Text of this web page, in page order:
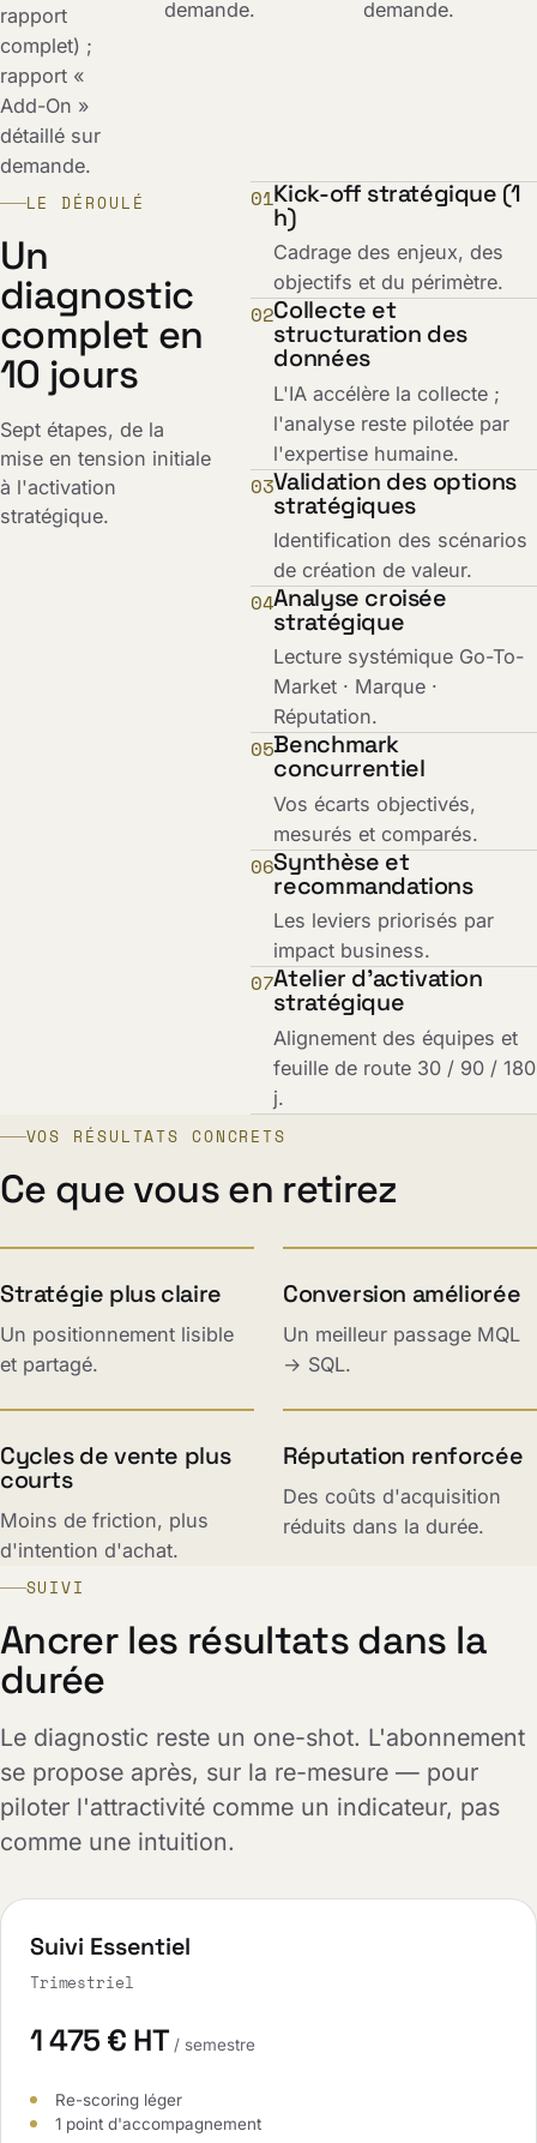
rapport
complet) ;
rapport «
Add-On »
détaillé sur
demande.
demande. demande.
LE DÉROULÉ
Un
diagnostic
complet en
10 jours
Sept étapes, de la
mise en tension initiale
à l'activation
stratégique.
01Kick-off stratégique (1
h)
Cadrage des enjeux, des
objectifs et du périmètre.
02Collecte et
structuration des
données
L'IA accélère la collecte ;
l'analyse reste pilotée par
l'expertise humaine.
03Validation des options
stratégiques
Identification des scénarios
de création de valeur.
04Analyse croisée
stratégique
Lecture systémique Go-To-
Market · Marque ·
Réputation.
05Benchmark
concurrentiel
Vos écarts objectivés,
mesurés et comparés.
06Synthèse et
recommandations
Les leviers priorisés par
impact business.
07Atelier d'activation
stratégique
Alignement des équipes et
feuille de route 30 / 90 / 180
j.
VOS RÉSULTATS CONCRETS
Ce que vous en retirez
Stratégie plus claire
Un positionnement lisible
et partagé.
Conversion améliorée
Un meilleur passage MQL
→ SQL.
Cycles de vente plus
courts
Moins de friction, plus
d'intention d'achat.
Réputation renforcée
Des coûts d'acquisition
réduits dans la durée.
SUIVI
Ancrer les résultats dans la
durée
Le diagnostic reste un one-shot. L'abonnement
se propose après, sur la re-mesure — pour
piloter l'attractivité comme un indicateur, pas
comme une intuition.
Suivi Essentiel
Trimestriel
1 475 € HT / semestre
Re-scoring léger
1 point d'accompagnement